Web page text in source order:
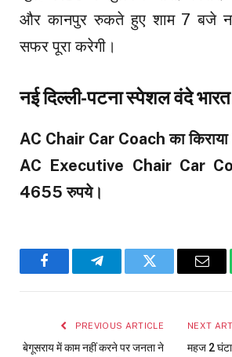
और कानपुर रुकते हुए शाम 7 बजे
सफर पूरा करेगी।
नई दिल्ली-पटना स्पेशल वंदे भारत
AC Chair Car Coach का
AC Executive Chair Car
4655 रुपये।
FacebookTelegramTwitter
PREVIOUS ARTICLE
बेगूसराय में काम नहीं करने पर जनता ने
NEXT
महज 2 घंटा